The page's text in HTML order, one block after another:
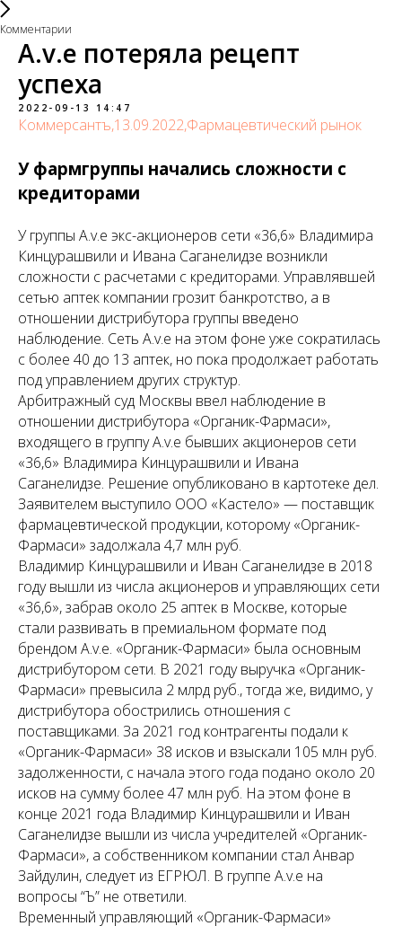
Комментарии
A.v.e потеряла рецепт
успеха
2022-09-13 14:47
Коммерсантъ,13.09.2022,Фармацевтический рынок
У фармгруппы начались сложности с
кредиторами
У группы A.v.e экс-акционеров сети «36,6» Владимира
Кинцурашвили и Ивана Саганелидзе возникли
сложности с расчетами с кредиторами. Управлявшей
сетью аптек компании грозит банкротство, а в
отношении дистрибутора группы введено
наблюдение. Сеть A.v.e на этом фоне уже сократилась
с более 40 до 13 аптек, но пока продолжает работать
под управлением других структур.
Арбитражный суд Москвы ввел наблюдение в
отношении дистрибутора «Органик-Фармаси»,
входящего в группу A.v.e бывших акционеров сети
«36,6» Владимира Кинцурашвили и Ивана
Саганелидзе. Решение опубликовано в картотеке дел.
Заявителем выступило ООО «Кастело» — поставщик
фармацевтической продукции, которому «Органик-
Фармаси» задолжала 4,7 млн руб.
Владимир Кинцурашвили и Иван Саганелидзе в 2018
году вышли из числа акционеров и управляющих сети
«36,6», забрав около 25 аптек в Москве, которые
стали развивать в премиальном формате под
брендом A.v.e. «Органик-Фармаси» была основным
дистрибутором сети. В 2021 году выручка «Органик-
Фармаси» превысила 2 млрд руб., тогда же, видимо, у
дистрибутора обострились отношения с
поставщиками. За 2021 год контрагенты подали к
«Органик-Фармаси» 38 исков и взыскали 105 млн руб.
задолженности, с начала этого года подано около 20
исков на сумму более 47 млн руб. На этом фоне в
конце 2021 года Владимир Кинцурашвили и Иван
Саганелидзе вышли из числа учредителей «Органик-
Фармаси», а собственником компании стал Анвар
Зайдулин, следует из ЕГРЮЛ. В группе A.v.e на
вопросы “Ъ” не ответили.
Временный управляющий «Органик-Фармаси»